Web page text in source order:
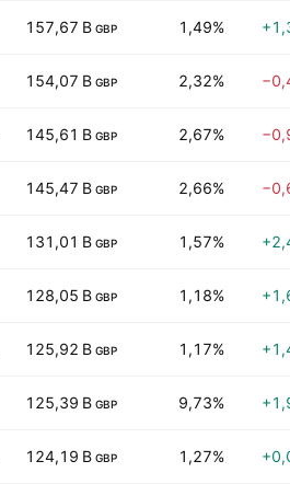
157,67 B GBP 1,49%
154,07 B GBP 2,32%
145,61 B GBP 2,67%
145,47 B GBP 2,66%
131,01 B GBP 1,57%
128,05 B GBP 1,18%
125,92 B GBP 1,17%
125,39 B GBP 9,73%
124,19 B GBP 1,27%